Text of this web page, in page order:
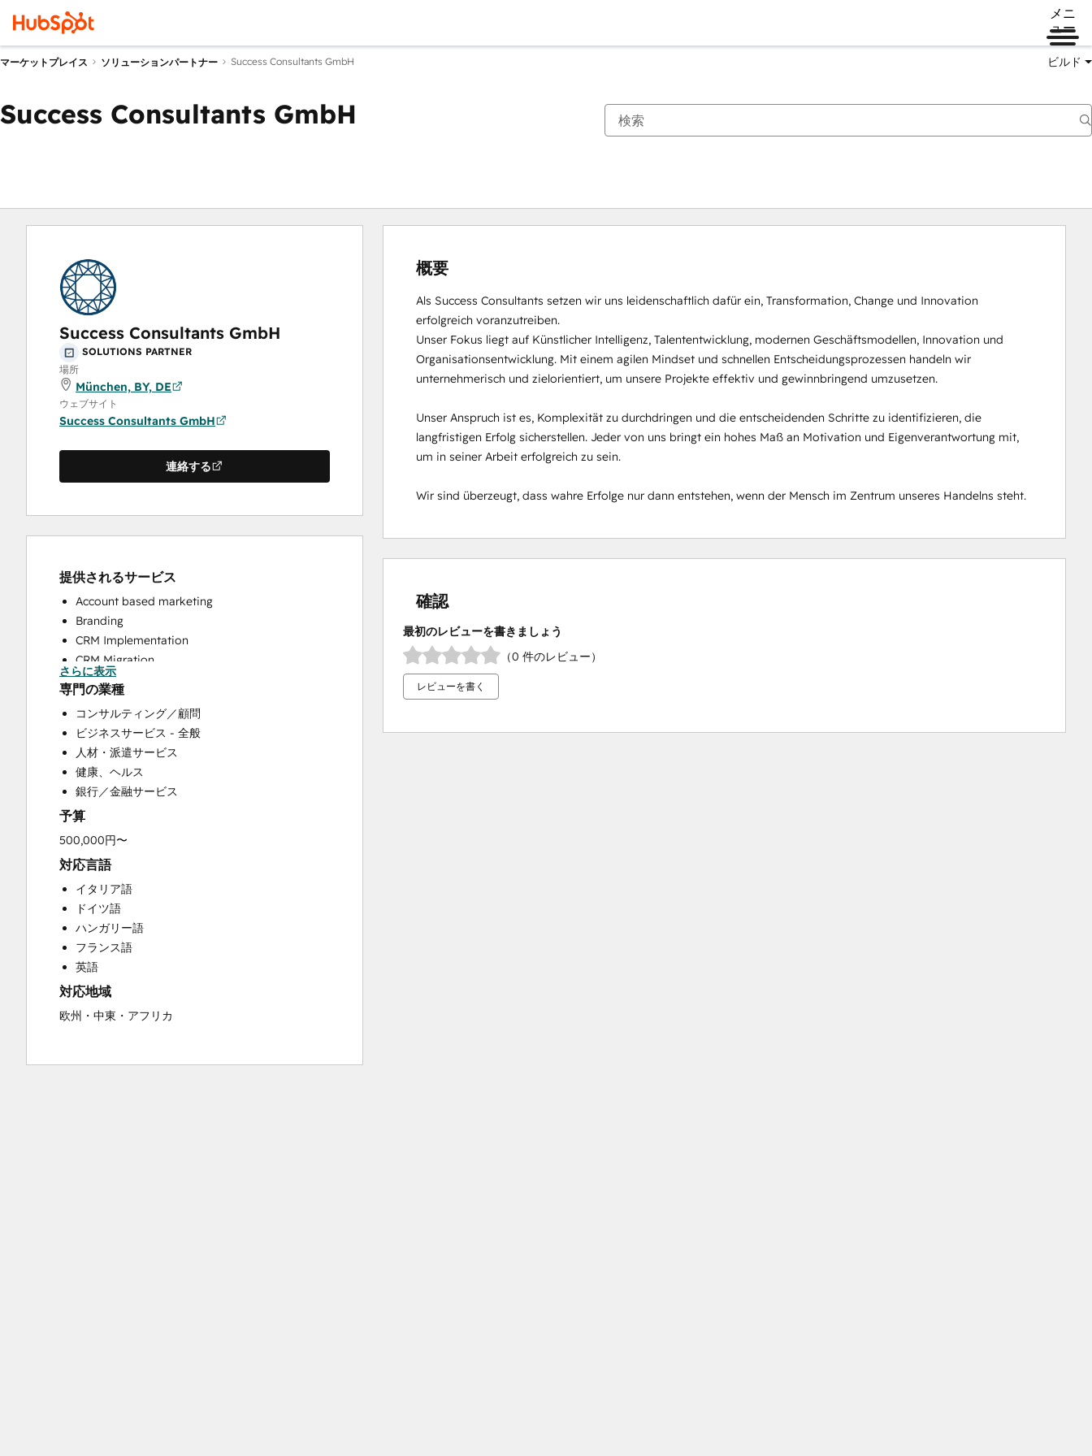
メニ
ュー
マーケットプレイス ソリューションパートナー Success Consultants GmbH ビルド
Success Consultants GmbH
Success Consultants GmbH
SOLUTIONS PARTNER
場所
München, BY, DE
ウェブサイト
Success Consultants GmbH
連絡する
提供されるサービス
Account based marketing
Branding
CRM Implementation
CRM Migration
Customer Marketing
Customer Success Training
Full Inbound Marketing Services
HubSpot Onboarding
Sales and Marketing Alignment
Sales Coaching and Training
Sales Enablement
さらに表示
専門の業種
コンサルティング／顧問
ビジネスサービス - 全般
人材・派遣サービス
健康、ヘルス
銀行／金融サービス
予算
500,000円〜
対応言語
イタリア語
ドイツ語
ハンガリー語
フランス語
英語
対応地域
欧州・中東・アフリカ
概要
Als Success Consultants setzen wir uns leidenschaftlich dafür ein, Transformation, Change und Innovation
erfolgreich voranzutreiben.
Unser Fokus liegt auf Künstlicher Intelligenz, Talententwicklung, modernen Geschäftsmodellen, Innovation und
Organisationsentwicklung. Mit einem agilen Mindset und schnellen Entscheidungsprozessen handeln wir
unternehmerisch und zielorientiert, um unsere Projekte effektiv und gewinnbringend umzusetzen.
Unser Anspruch ist es, Komplexität zu durchdringen und die entscheidenden Schritte zu identifizieren, die
langfristigen Erfolg sicherstellen. Jeder von uns bringt ein hohes Maß an Motivation und Eigenverantwortung mit,
um in seiner Arbeit erfolgreich zu sein.
Wir sind überzeugt, dass wahre Erfolge nur dann entstehen, wenn der Mensch im Zentrum unseres Handelns steht.
確認
最初のレビューを書きましょう
（0 件のレビュー）
レビューを書く